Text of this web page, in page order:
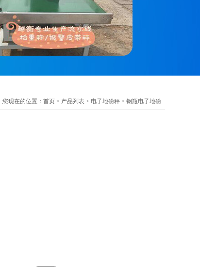
您现在的位置： 首页 > 产品列表 > 电子地磅秤 > 钢瓶电子地磅